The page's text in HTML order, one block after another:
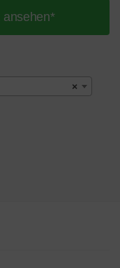
ansehen*
×